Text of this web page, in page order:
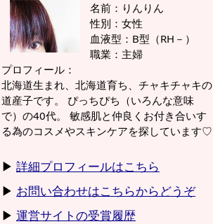
名前：りんりん
性別：女性
血液型：B型（RH－）
職業：主婦
プロフィール：
北海道生まれ、北海道育ち、チャキチャキの
道産子です。 ぴっちぴち（いろんな意味
で）の40代。 敏感肌と仲良くお付き合いす
る為のコスメやスキンケアを探しています♡
▶ 詳細プロフィールはこちら
▶ お問い合わせはこちらからどうぞ
▶ 運営サイトの受賞履歴